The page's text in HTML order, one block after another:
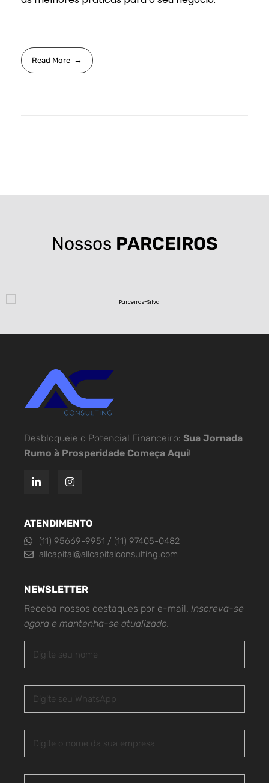
Read More
Nossos PARCEIROS
Desbloqueie o Potencial Financeiro: Sua Jornada
Rumo à Prosperidade Começa Aqui!
ATENDIMENTO
(11) 95669-9951 / (11) 97405-0482
allcapital@allcapitalconsulting.com
NEWSLETTER
Receba nossos destaques por e-mail. Inscreva-se
agora e mantenha-se atualizado.